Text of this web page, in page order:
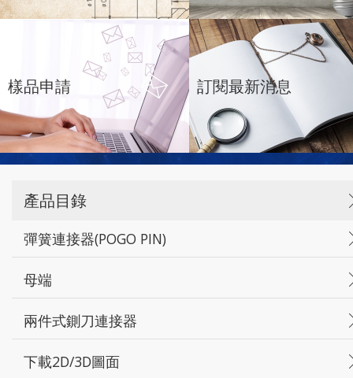
樣品申請 訂閱最新消息
產品目錄
彈簧連接器(POGO PIN)
母端
兩件式鍘刀連接器
下載2D/3D圖面